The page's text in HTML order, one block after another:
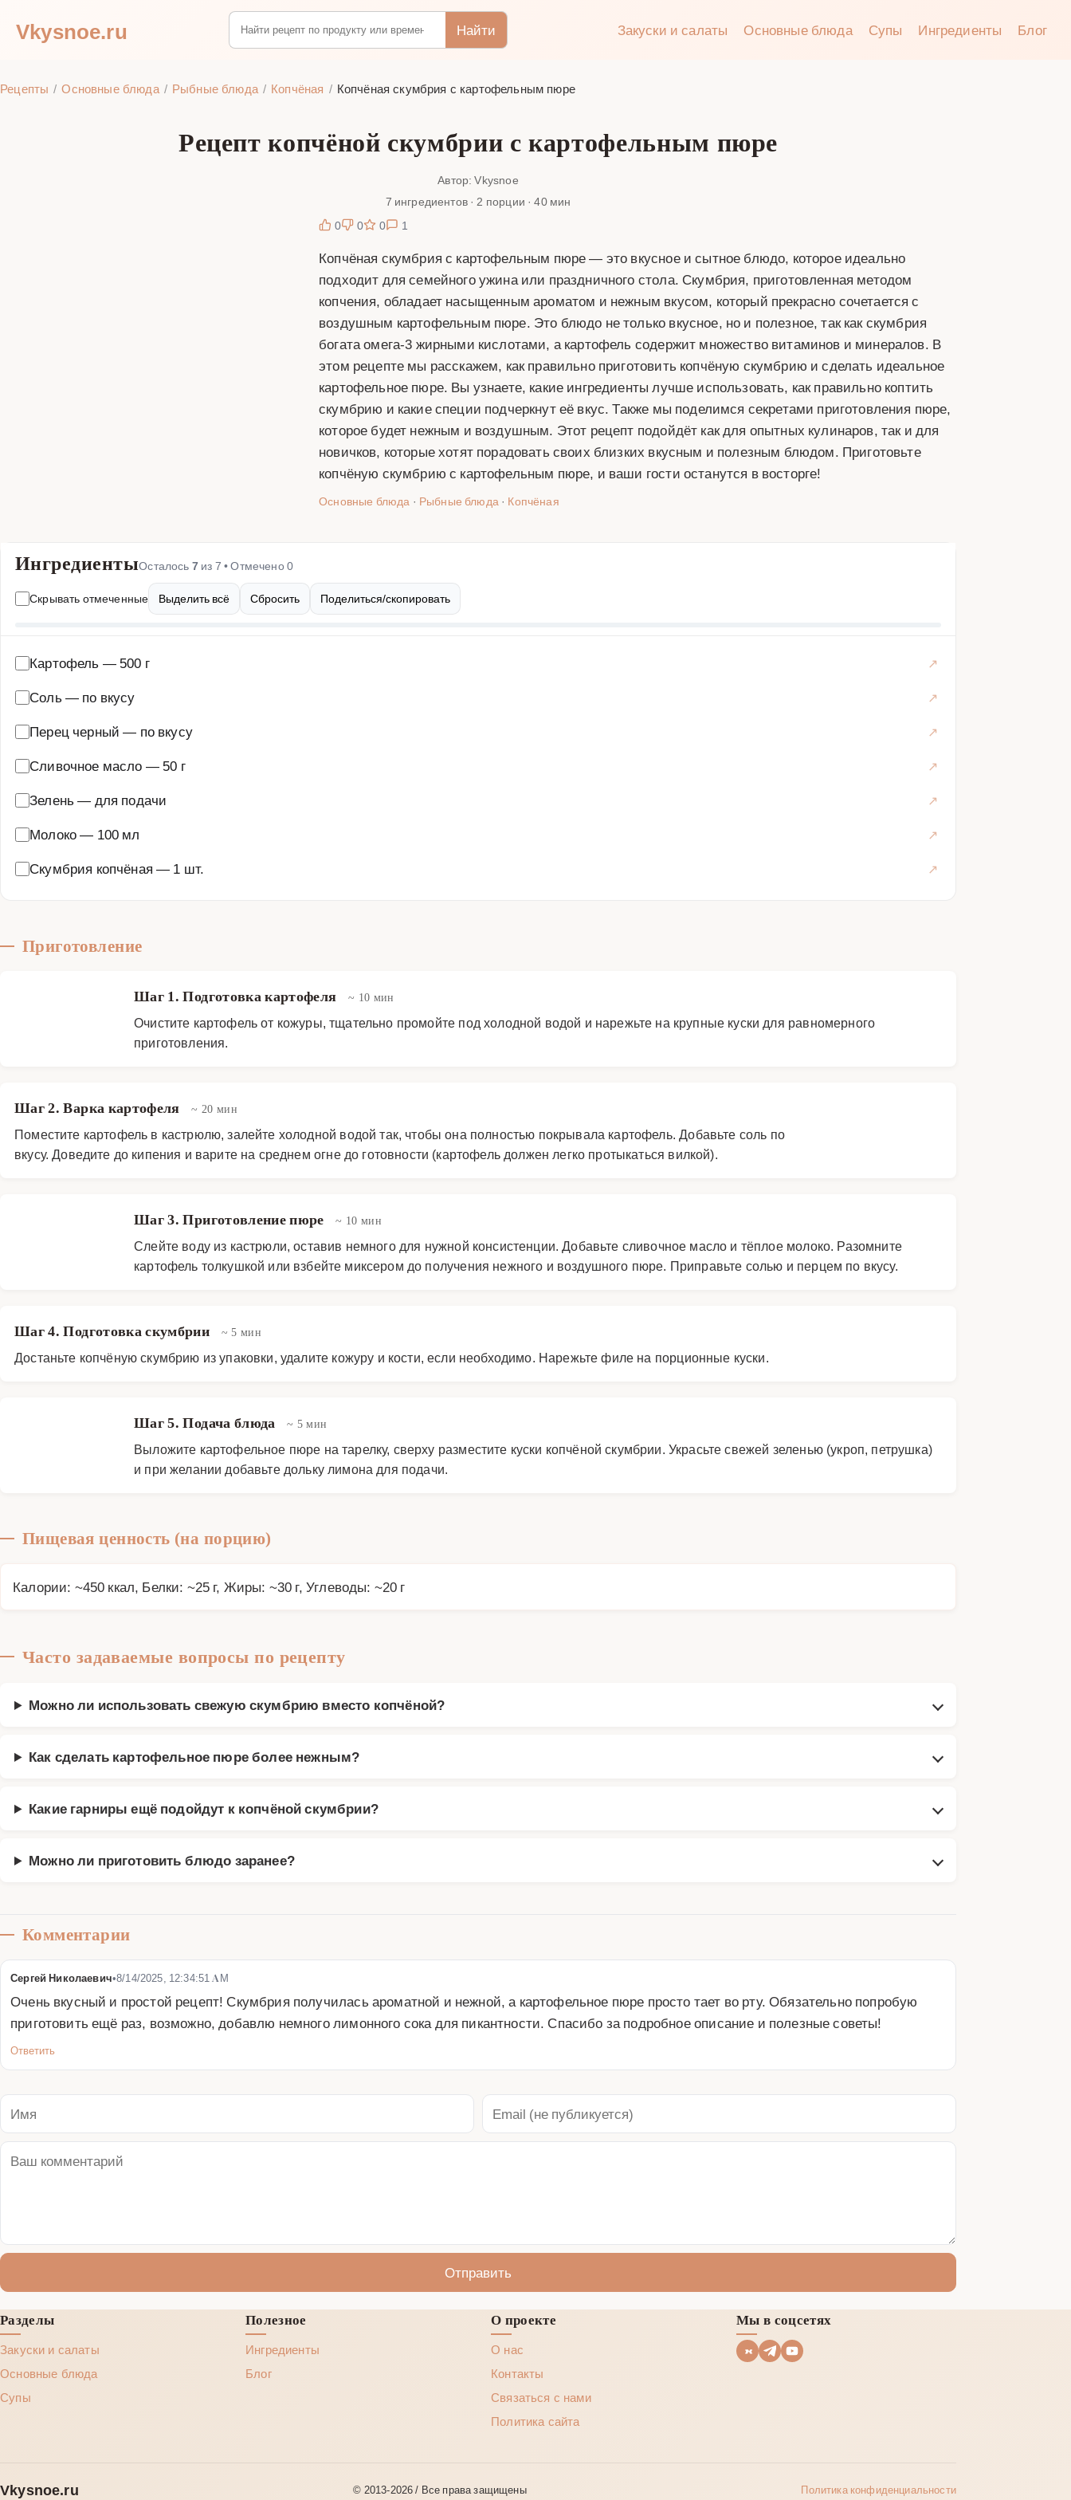
Vkysnoe.ru Найти Закуски и салаты Основные блюда Супы Ингредиенты Блог
Рецепты Основные блюда Рыбные блюда Копчёная Копчёная скумбрия с картофельным пюре
Рецепт копчёной скумбрии с картофельным пюре
Автор: Vkysnoe
7 ингредиентов · 2 порции · 40 мин
0
0 0 1
Копчёная скумбрия с картофельным пюре — это вкусное и сытное блюдо, которое идеально
подходит для семейного ужина или праздничного стола. Скумбрия, приготовленная методом
копчения, обладает насыщенным ароматом и нежным вкусом, который прекрасно сочетается с
воздушным картофельным пюре. Это блюдо не только вкусное, но и полезное, так как скумбрия
богата омега-3 жирными кислотами, а картофель содержит множество витаминов и минералов. В
этом рецепте мы расскажем, как правильно приготовить копчёную скумбрию и сделать идеальное
картофельное пюре. Вы узнаете, какие ингредиенты лучше использовать, как правильно коптить
скумбрию и какие специи подчеркнут её вкус. Также мы поделимся секретами приготовления пюре,
которое будет нежным и воздушным. Этот рецепт подойдёт как для опытных кулинаров, так и для
новичков, которые хотят порадовать своих близких вкусным и полезным блюдом. Приготовьте
копчёную скумбрию с картофельным пюре, и ваши гости останутся в восторге!
Основные блюда · Рыбные блюда· Копчёная
ИнгредиентыОсталось 7из 7 • Отмечено0
Скрывать отмеченные Выделить всё Сбросить Поделиться/скопировать
Картофель — 500 г
Соль — по вкусу
Перец черный — по вкусу
Сливочное масло — 50 г
Зелень — для подачи
Молоко— 100 мл
Скумбрия копчёная — 1 шт.
Приготовление
Шаг 1. Подготовка картофеля ~ 10 мин
Очистите картофель от кожуры, тщательно промойте под холодной водой и нарежьте на крупные куски для равномерного
приготовления.
Шаг 2. Варка картофеля ~ 20 мин
Поместите картофель в кастрюлю, залейте холодной водой так, чтобы она полностью покрывала картофель. Добавьте соль по
вкусу. Доведите до кипения и варите на среднем огне до готовности (картофель должен легко протыкаться вилкой).
Шаг 3. Приготовление пюре ~ 10 мин
Слейте воду из кастрюли, оставив немного для нужной консистенции. Добавьте сливочное масло и тёплое молоко. Разомните
картофель толкушкой или взбейте миксером до получения нежного и воздушного пюре. Приправьте солью и перцем по вкусу.
Шаг 4. Подготовка скумбрии ~ 5 мин
Достаньте копчёную скумбрию из упаковки, удалите кожуру и кости, если необходимо. Нарежьте филе на порционные куски.
Шаг 5. Подача блюда ~ 5 мин
Выложите картофельное пюре на тарелку, сверху разместите куски копчёной скумбрии. Украсьте свежей зеленью (укроп, петрушка)
и при желании добавьте дольку лимона для подачи.
Пищевая ценность (на порцию)
Калории: ~450 ккал, Белки: ~25 г, Жиры: ~30 г, Углеводы: ~20 г
Часто задаваемые вопросы по рецепту
Можно ли использовать свежую скумбрию вместо копчёной?
Как сделать картофельное пюре более нежным?
Какие гарниры ещё подойдут к копчёной скумбрии?
Можно ли приготовить блюдо заранее?
Комментарии
Сергей Николаевич•8/14/2025, 12:34:51 AM
Очень вкусный и простой рецепт! Скумбрия получилась ароматной и нежной, а картофельное пюре просто тает во рту. Обязательно попробую
приготовить ещё раз, возможно, добавлю немного лимонного сока для пикантности. Спасибо за подробное описание и полезные советы!
Ответить
Отправить
Разделы
Закуски и салаты
Основные блюда
Супы
Полезное
Ингредиенты
Блог
О проекте
О нас
Контакты
Связаться с нами
Политика сайта
Мы в соцсетях
Vkysnoe.ru © 2013‑2026 / Все права защищены Политика конфиденциальности